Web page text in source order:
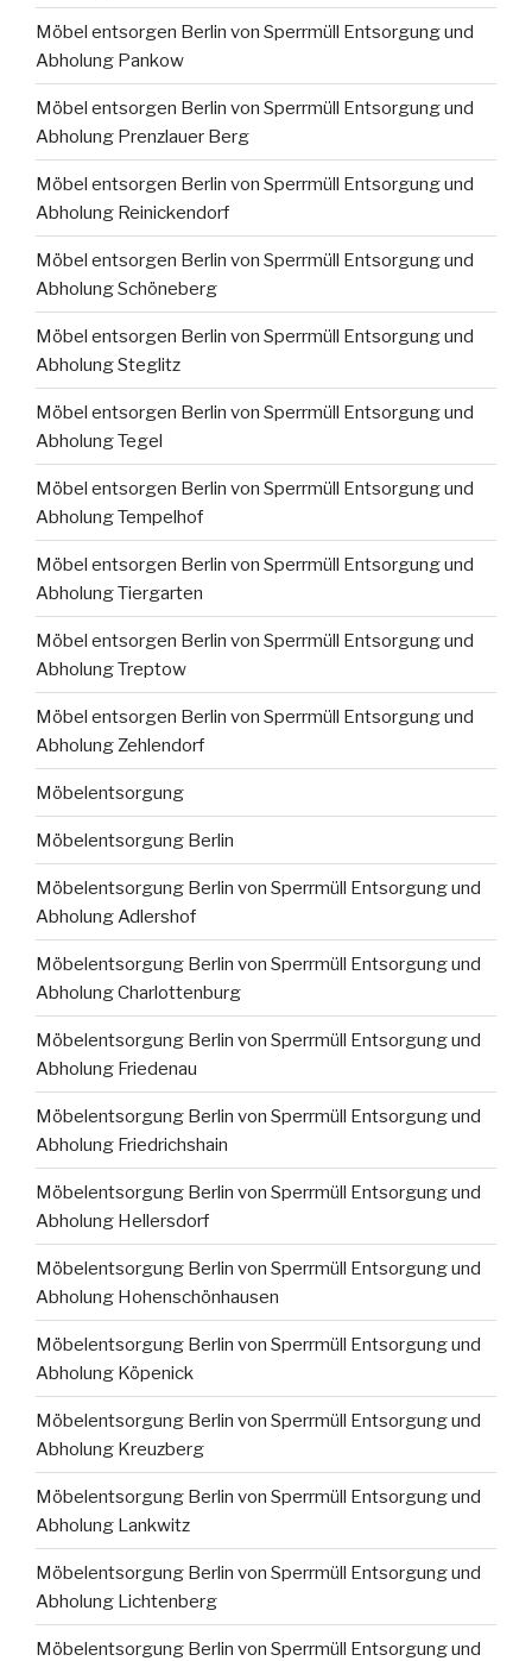
Möbel entsorgen Berlin von Sperrmüll Entsorgung und
Abholung Pankow
Möbel entsorgen Berlin von Sperrmüll Entsorgung und
Abholung Prenzlauer Berg
Möbel entsorgen Berlin von Sperrmüll Entsorgung und
Abholung Reinickendorf
Möbel entsorgen Berlin von Sperrmüll Entsorgung und
Abholung Schöneberg
Möbel entsorgen Berlin von Sperrmüll Entsorgung und
Abholung Steglitz
Möbel entsorgen Berlin von Sperrmüll Entsorgung und
Abholung Tegel
Möbel entsorgen Berlin von Sperrmüll Entsorgung und
Abholung Tempelhof
Möbel entsorgen Berlin von Sperrmüll Entsorgung und
Abholung Tiergarten
Möbel entsorgen Berlin von Sperrmüll Entsorgung und
Abholung Treptow
Möbel entsorgen Berlin von Sperrmüll Entsorgung und
Abholung Zehlendorf
Möbelentsorgung
Möbelentsorgung Berlin
Möbelentsorgung Berlin von Sperrmüll Entsorgung und
Abholung Adlershof
Möbelentsorgung Berlin von Sperrmüll Entsorgung und
Abholung Charlottenburg
Möbelentsorgung Berlin von Sperrmüll Entsorgung und
Abholung Friedenau
Möbelentsorgung Berlin von Sperrmüll Entsorgung und
Abholung Friedrichshain
Möbelentsorgung Berlin von Sperrmüll Entsorgung und
Abholung Hellersdorf
Möbelentsorgung Berlin von Sperrmüll Entsorgung und
Abholung Hohenschönhausen
Möbelentsorgung Berlin von Sperrmüll Entsorgung und
Abholung Köpenick
Möbelentsorgung Berlin von Sperrmüll Entsorgung und
Abholung Kreuzberg
Möbelentsorgung Berlin von Sperrmüll Entsorgung und
Abholung Lankwitz
Möbelentsorgung Berlin von Sperrmüll Entsorgung und
Abholung Lichtenberg
Möbelentsorgung Berlin von Sperrmüll Entsorgung und